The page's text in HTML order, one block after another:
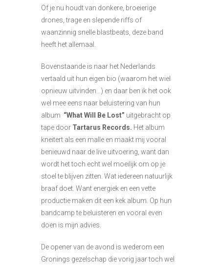
Of je nu houdt van donkere, broeierige
drones, trage en slepende riffs of
waanzinnig snelle blastbeats, deze band
heeft het allemaal.
Bovenstaande is naar het Nederlands
vertaald uit hun eigen bio (waarom het wiel
opnieuw uitvinden…) en daar ben ik het ook
wel mee eens naar beluistering van hun
album “What Will Be Lost” uitgebracht op
tape door Tartarus Records. Het album
kneitert als een malle en maakt mij vooral
benieuwd naar de live uitvoering, want dan
wordt het toch echt wel moeilijk om op je
stoel te blijven zitten. Wat iedereen natuurlijk
braaf doet. Want energiek en een vette
productie maken dit een kek album. Op hun
bandcamp te beluisteren en vooral even
doen is mijn advies.
De opener van de avond is wederom een
Gronings gezelschap die vorig jaar toch wel